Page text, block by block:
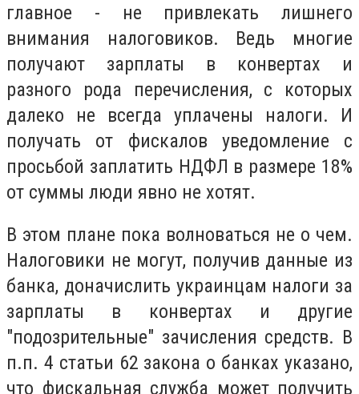
главное - не привлекать лишнего
внимания налоговиков. Ведь многие
получают зарплаты в конвертах и
разного рода перечисления, с которых
далеко не всегда уплачены налоги. И
получать от фискалов уведомление с
просьбой заплатить НДФЛ в размере 18%
от суммы люди явно не хотят.
В этом плане пока волноваться не о чем.
Налоговики не могут, получив данные из
банка, доначислить украинцам налоги за
зарплаты в конвертах и другие
"подозрительные" зачисления средств. В
п.п. 4 статьи 62 закона о банках указано,
что фискальная служба может получить